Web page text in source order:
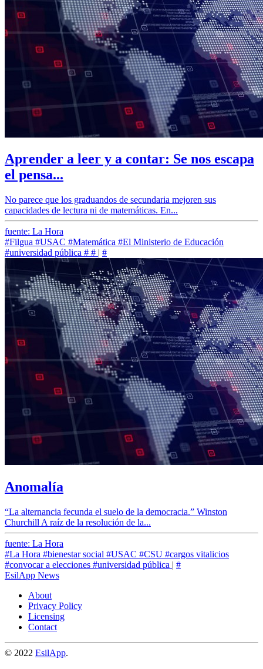
Aprender a leer y a contar: Se nos escapa
el pensa...
No parece que los graduandos de secundaria mejoren sus
capacidades de lectura ni de matemáticas. En...
fuente: La Hora
#Filgua #USAC #Matemática #El Ministerio de Educación
#universidad pública # # | #
Anomalía
“La alternancia fecunda el suelo de la democracia.” Winston
Churchill A raíz de la resolución de la...
fuente: La Hora
#La Hora #bienestar social #USAC #CSU #cargos vitalicios
#convocar a elecciones #universidad pública | #
EsilApp News
About
Privacy Policy
Licensing
Contact
© 2022 EsilApp.